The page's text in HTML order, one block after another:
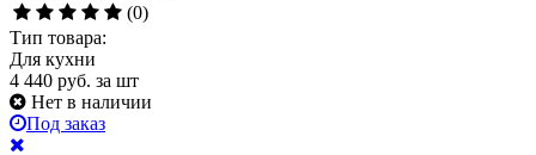
(0)
Тип товара:
Для кухни
4 440 руб. за шт
Нет в наличии
Под заказ